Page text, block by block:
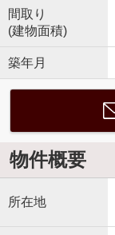
間取り
(建物面積)
築年月
物件概要
所在地